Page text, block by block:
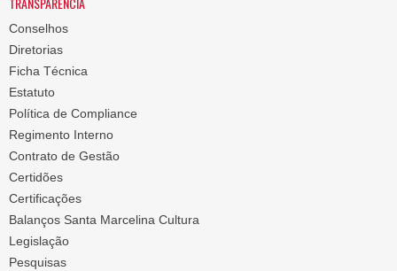
Conselhos
Diretorias
Ficha Técnica
Estatuto
Política de Compliance
Regimento Interno
Contrato de Gestão
Certidões
Certificações
Balanços Santa Marcelina Cultura
Legislação
Pesquisas